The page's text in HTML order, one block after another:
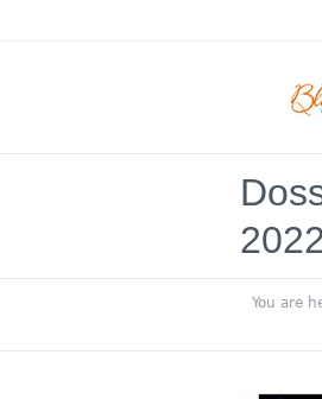
You are